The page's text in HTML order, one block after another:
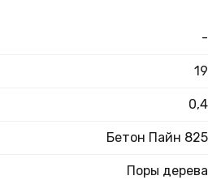
-
19
0,4
Бетон Пайн 825
Поры дерева